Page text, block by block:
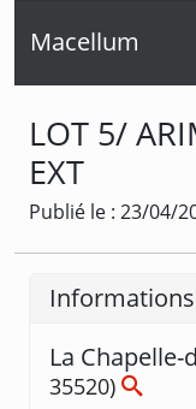
Macellum
LOT 5/
EXT
Publié le : 23/04/
La Chapelle-
35520)